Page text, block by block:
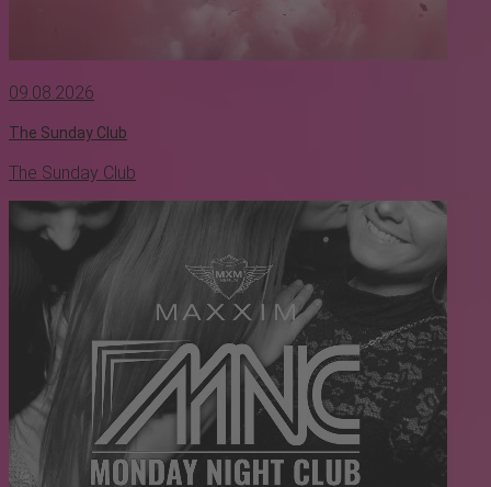
09.08.2026
The Sunday Club
The Sunday Club